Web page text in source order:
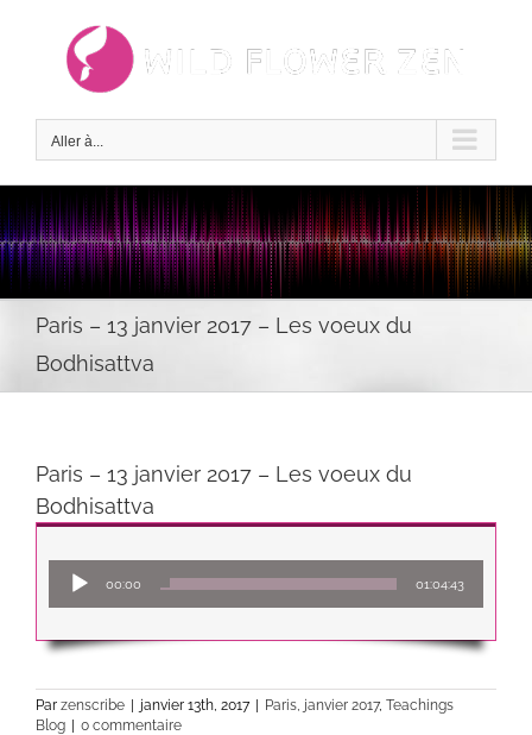
Aller à...
Paris – 13 janvier 2017 – Les voeux du
Bodhisattva
Paris – 13 janvier 2017 – Les voeux du
Bodhisattva
audio
00:00 01:04:43
Par zenscribe janvier 13th, 2017 Paris, janvier 2017, Teachings
Blog
0 commentaire